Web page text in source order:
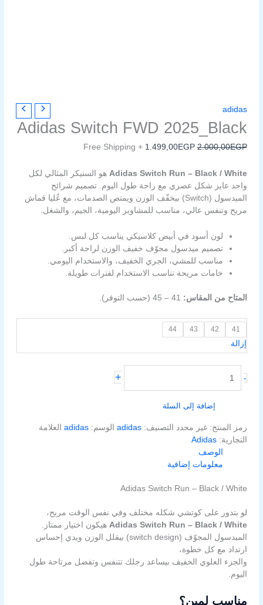
adidas
Adidas Switch FWD 2025_Black
2.000,00EGP
الأصلي
هو:
2.000,00EGP.
1.499,00EGP
الحالي
هو:
1.499,00EGP.
+ Free Shipping
Adidas Switch Run – Black / White هو السنيكر المثالي لكل
واحد عايز شكل عصري مع راحة طول اليوم. تصميم شرائح
الميدسول (Switch) بيخفّف الوزن ويمتص الصدمات، مع عُليا قماش
مريح وتنفس عالي، مناسب للمشاوير اليومية، الجيم، والشغل.
لون أسود في أبيض كلاسيكي يناسب كل لبس.
تصميم ميدسول مجوّف خفيف الوزن لراحة أكبر.
مناسب للمشي، الجري الخفيف، والاستخدام اليومي.
خامات مريحة تناسب الاستخدام لفترات طويلة.
المتاح من المقاس:
41
42
43
44
إزالة
-
كمية
Adidas
Switch
FWD
+
إضافة إلى السلة
رمز المنتج:غير محدد التصنيف:adidas الوسم:adidas العلامة
التجارية:Adidas
الوصف
معلومات إضافية
Adidas Switch Run – Black / White
لو بتدور على كوتشي شكله مختلف وفي نفس الوقت مريح،
Adidas Switch Run – Black / White هيكون اختيار ممتاز.
الميدسول المجوّف (switch design) بيقلل الوزن ويدي إحساس
ارتداد مع كل خطوة،
والجزء العلوي الخفيف بيساعد رجلك تتنفس وتفضل مرتاحة طول
اليوم.
مناسب لمين؟